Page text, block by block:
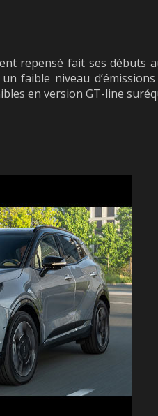
repensé fait ses
faible niveau
en version GT-line